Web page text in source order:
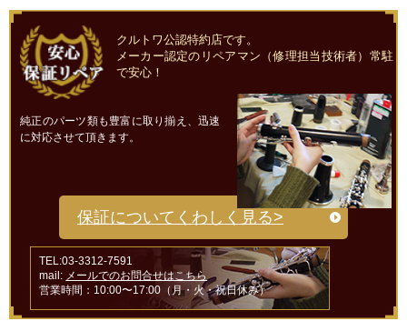
クルトワ公認特約店です。
メーカー認定のリペアマン（修理担当技術者）常駐
で安心！
純正のパーツ類も豊富に取り揃え、迅速
に対応させて頂きます。
保証についてくわしく見る>
TEL:03-3312-7591
mail: メールでのお問合せはこちら
営業時間：10:00〜17:00（月・火・祝日休み）